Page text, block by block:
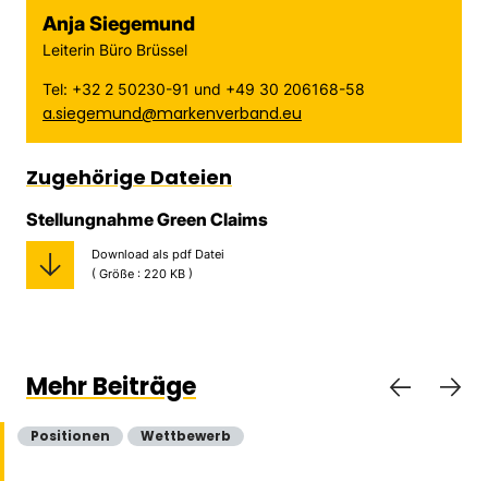
Anja Siegemund
Leiterin Büro Brüssel
Tel: +32 2 50230-91 und +49 30 206168-58
a.siegemund@markenverband.eu
Zugehörige Dateien
Stellungnahme Green Claims
Download als pdf Datei
( Größe : 220 KB )
Mehr Beiträge
Positionen Wettbewerb